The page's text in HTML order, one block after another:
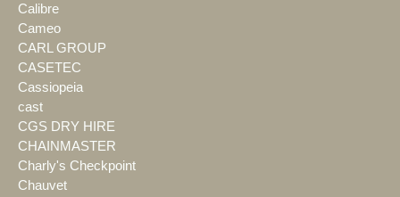
Calibre
Cameo
CARL GROUP
CASETEC
Cassiopeia
cast
CGS DRY HIRE
CHAINMASTER
Charly's Checkpoint
Chauvet